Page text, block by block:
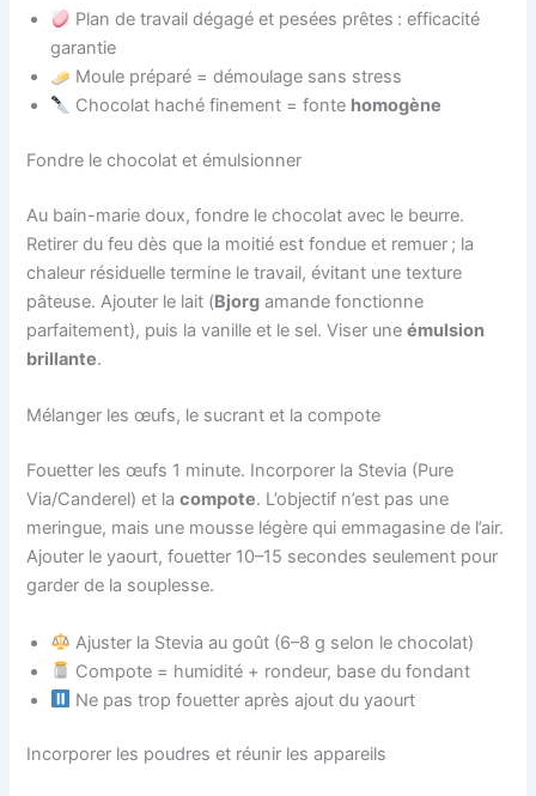
Plan de travail dégagé et pesées prêtes : efficacité
garantie
Moule préparé = démoulage sans stress
Chocolat haché finement = fonte homogène
Fondre le chocolat et émulsionner
Au bain-marie doux, fondre le chocolat avec le beurre.
Retirer du feu dès que la moitié est fondue et remuer ; la
chaleur résiduelle termine le travail, évitant une texture
pâteuse. Ajouter le lait (Bjorg amande fonctionne
parfaitement), puis la vanille et le sel. Viser uneémulsion
brillante.
Mélanger les œufs, le sucrant et la compote
Fouetter les œufs 1 minute. Incorporer la Stevia (Pure
Via/Canderel) et lacompote. L’objectif n’est pas une
meringue, mais une mousse légère qui emmagasine de l’air.
Ajouter le yaourt, fouetter 10–15 secondes seulement pour
garder de la souplesse.
Ajuster la Stevia au goût (6–8 g selon le chocolat)
Compote = humidité + rondeur, base du fondant
Ne pas trop fouetter après ajout du yaourt
Incorporer les poudres et réunir les appareils